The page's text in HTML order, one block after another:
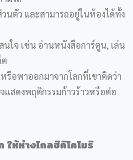
นตัว และสามารถอยู่ในห้องได้ทั้ง
ใจ เช่น อ่านหนังสือการ์ตูน, เล่น
รือพาออกมาจากโลกที่เขาคิดว่า
แสดงพฤติกรรมก้าวร้าวหรือต่อ
ให้ห่างไกลฮิคิโคโมริ